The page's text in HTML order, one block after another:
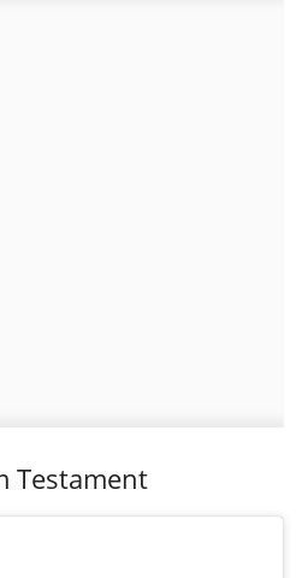
Testament